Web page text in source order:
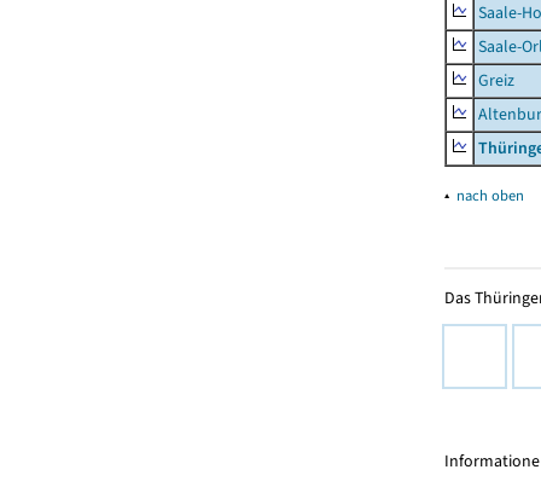
Saale-
Saale-
Greiz
▴ nach oben
Das